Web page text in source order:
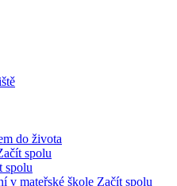
do života
spolu
spolu
v mateřské škole Začít spolu